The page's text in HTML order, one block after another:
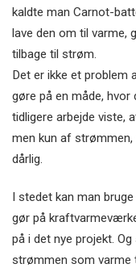
kaldte man Carnot-
lave den om til varme,
tilbage til strøm.
Det er ikke et problem
gøre på en måde,
tidligere arbejde viste,
men kun af strømmen,
dårlig.
I stedet kan man
gør på
på i det nye projekt.
strømmen som varme